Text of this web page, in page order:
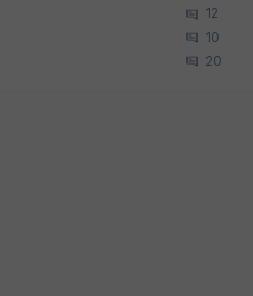
12
10
20